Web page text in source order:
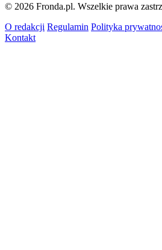
© 2026 Fronda.pl. Wszelkie prawa
O redakcji Regulamin Polityka
Kontakt